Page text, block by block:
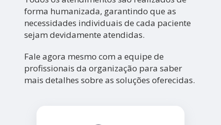
forma humanizada, garantindo que as
necessidades individuais de cada paciente
sejam devidamente atendidas.
Fale agora mesmo com a equipe de
profissionais da organização para saber
mais detalhes sobre as soluções oferecidas.